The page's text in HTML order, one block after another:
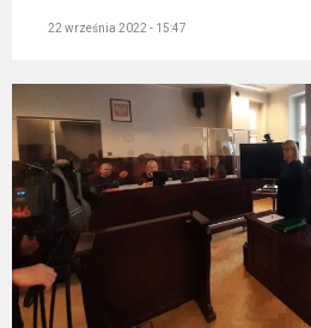
22 września 2022 - 15:47